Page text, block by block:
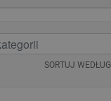
SORTUJ WEDŁUG